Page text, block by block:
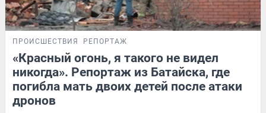
ПРОИСШЕСТВИЯ РЕПОРТАЖ
«Красный огонь, я такого не видел
никогда». Репортаж из Батайска, где
погибла мать двоих детей после атаки
дронов